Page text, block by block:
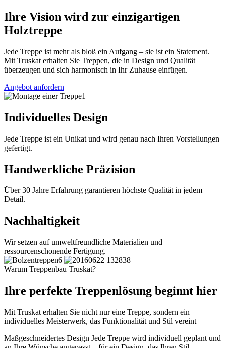
Ihre Vision wird zur einzigartigen
Holztreppe
Jede Treppe ist mehr als bloß ein Aufgang – sie ist ein Statement.
Mit Truskat erhalten Sie Treppen, die in Design und Qualität
überzeugen und sich harmonisch in Ihr Zuhause einfügen.
Angebot anfordern
Individuelles Design
Jede Treppe ist ein Unikat und wird genau nach Ihren Vorstellungen
gefertigt.
Handwerkliche Präzision
Über 30 Jahre Erfahrung garantieren höchste Qualität in jedem
Detail.
Nachhaltigkeit
Wir setzen auf umweltfreundliche Materialien und
ressourcenschonende Fertigung.
Warum Treppenbau Truskat?
Ihre perfekte Treppenlösung beginnt hier
Mit Truskat erhalten Sie nicht nur eine Treppe, sondern ein
individuelles Meisterwerk, das Funktionalität und Stil vereint
Maßgeschneidertes Design Jede Treppe wird individuell geplant und